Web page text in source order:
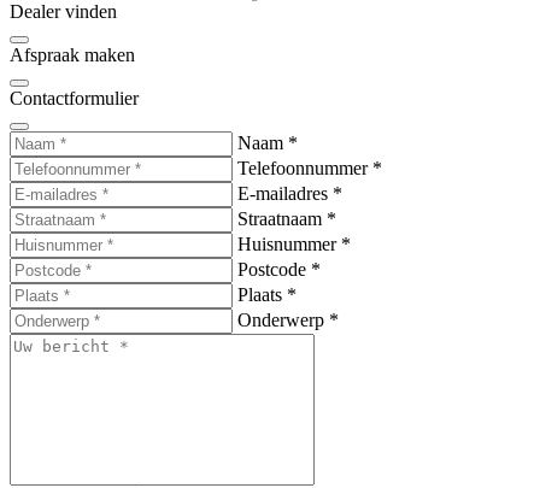
Dealer vinden
Afspraak maken
Contactformulier
Naam *
Telefoonnummer *
E-mailadres *
Straatnaam *
Huisnummer *
Postcode *
Plaats *
Onderwerp *